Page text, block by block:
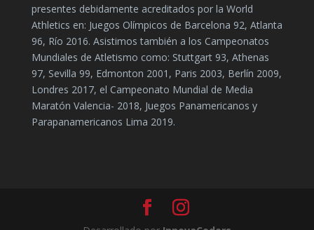
presentes debidamente acreditados por la World
Athletics en: Juegos Olímpicos de Barcelona 92, Atlanta
96, Río 2016. Asistimos también a los Campeonatos
Mundiales de Atletismo como: Stuttgart 93, Athenas
97, Sevilla 99, Edmonton 2001, Paris 2003, Berlín 2009,
Londres 2017, el Campeonato Mundial de Media
Maratón Valencia- 2018, Juegos Panamericanos y
Parapanamericanos Lima 2019.